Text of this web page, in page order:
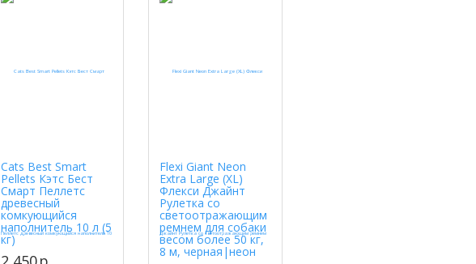
Cats Best Smart
Pellets Кэтс Бест
Смарт Пеллетс
древесный
комкующийся
наполнитель 10 л (5
кг)
Flexi Giant Neon
Extra Large (XL)
Флекси Джайнт
Рулетка со
светоотражающим
ремнем для собаки
весом более 50 кг,
8 м, черная|неон